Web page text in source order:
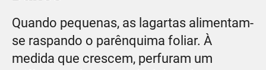
Quando pequenas, as lagartas alimentam-
se raspando o parênquima foliar. À
medida que crescem, perfuram um